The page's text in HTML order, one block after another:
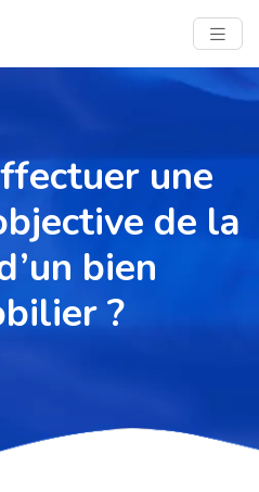
une
de la
bien
?